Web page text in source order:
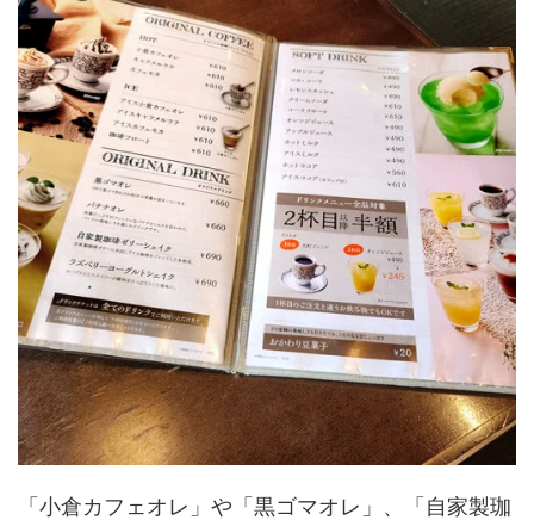
「小倉カフェオレ」や「黒ゴマオレ」、「自家製珈